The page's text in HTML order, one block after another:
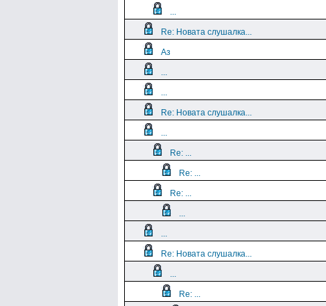
...
Re: Новата слушалка...
Аз
...
...
Re: Новата слушалка...
...
Re: ...
Re: ...
Re: ...
...
...
Re: Новата слушалка...
...
Re: ...